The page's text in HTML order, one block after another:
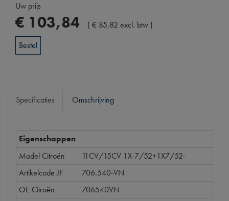
Uw prijs
€ 103,84 ( € 85,82 excl. btw )
Bestel
Specificaties Omschrijving
Eigenschappen
Model Citroën
11CV/15CV 1X-7/52+1X7/52-
Artikelcode JF
706.540-VN
OE Citroën
706540VN